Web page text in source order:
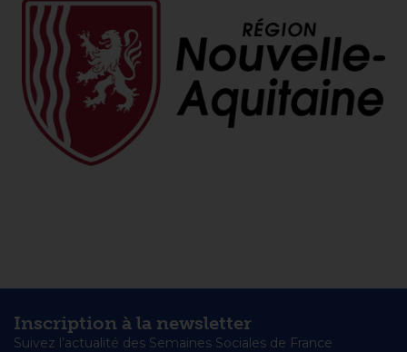
Inscription à la newsletter
Suivez l’actualité des Semaines Sociales de France